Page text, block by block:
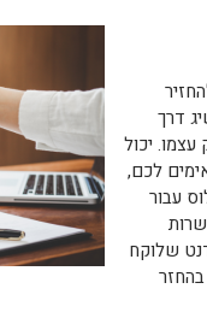
דרך
יכול
לכם,
עבור
שלוקח